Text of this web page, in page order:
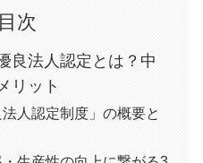
次
良法人認定とは？中
リット